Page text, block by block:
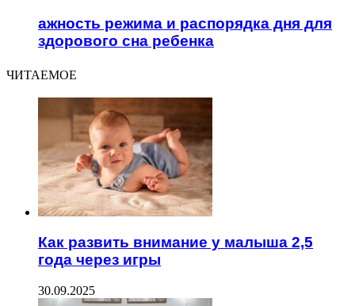
ажность режима и распорядка дня для
здорового сна ребенка
ЧИТАЕМОЕ
Как развить внимание у малыша 2,5
года через игры
30.09.2025